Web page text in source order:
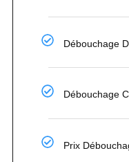
Débouchage
Débouchage
Prix